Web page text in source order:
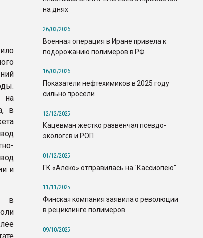
на
в
и
в
на днях
26/03/2026
Военная операция в Иране привела к
подорожанию полимеров в РФ
16/03/2026
Показатели нефтехимиков в 2025 году
сильно просели
12/12/2025
Кацевман жестко развенчал псевдо-
экологов и РОП
01/12/2025
ГК «Алеко» отправилась на "Кассиопею"
11/11/2025
Финская компания заявила о революции
в рециклинге полимеров
09/10/2025